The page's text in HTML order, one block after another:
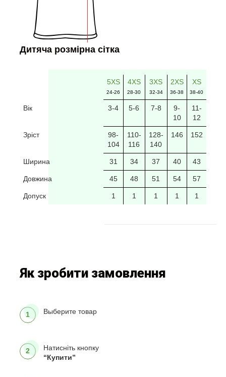
Дитяча розмірна сітка
5XS
24-26
4XS
28-30
3XS
32-34
2XS
36-38
XS
38-40
Вік 3-4 5-6 7-8
9-
10
11-
12
Зріст
98-
104
110-
116
128-
140
146 152
Ширина 31 34 37 40 43
Довжина 45 48 51 54 57
Допуск 1 1 1 1 1
Як зробити замовлення
1 Выберите товар
2
Натисніть кнопку
“Купити”